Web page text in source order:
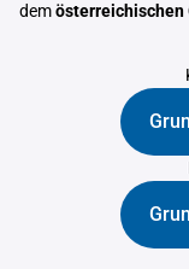
demösterreichischen